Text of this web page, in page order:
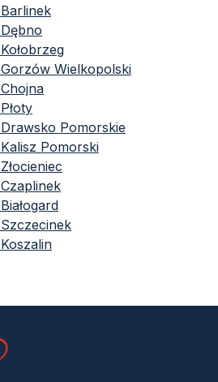
Barlinek
Dębno
Kołobrzeg
Gorzów Wielkopolski
Chojna
Płoty
Drawsko Pomorskie
Kalisz Pomorski
Złocieniec
Czaplinek
Białogard
Szczecinek
Koszalin